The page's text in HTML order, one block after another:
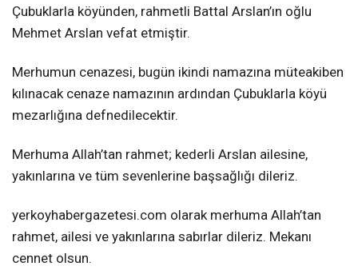
Çubuklarla köyünden, rahmetli Battal Arslan’ın oğlu
Mehmet Arslan vefat etmiştir.
Merhumun cenazesi, bugün ikindi namazına müteakiben
kılınacak cenaze namazının ardından Çubuklarla köyü
mezarlığına defnedilecektir.
Merhuma Allah’tan rahmet; kederli Arslan ailesine,
yakınlarına ve tüm sevenlerine başsağlığı dileriz.
yerkoyhabergazetesi.com olarak merhuma Allah’tan
rahmet, ailesi ve yakınlarına sabırlar dileriz. Mekanı
cennet olsun.